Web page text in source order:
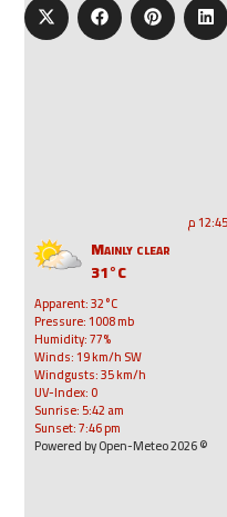
Mainly clear
31°C
Apparent: 32°C
Pressure: 1008 mb
Humidity: 77%
Winds: 19 km/h SW
Windgusts: 35 km/h
UV-Index: 0
Sunrise: 5:42 am
Sunset: 7:46 pm
© 2026 Powered by Open-Meteo